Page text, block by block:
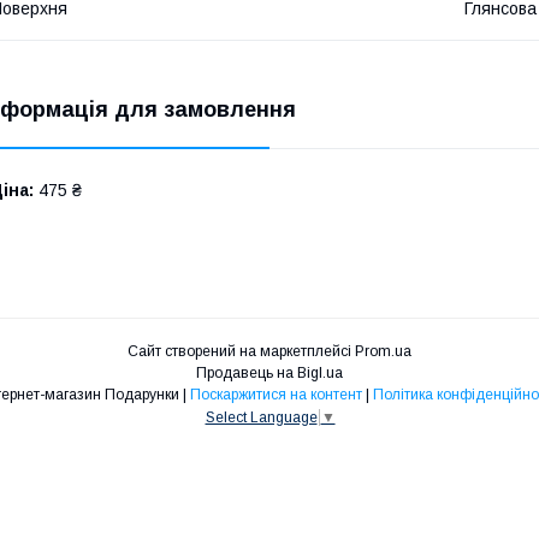
Глянсова
для замовлення
475 ₴
Сайт створений на маркетплейсі Prom.ua
Продавець на Bigl.ua
Інтернет-магазин Подарунки | Поскаржитися на контент | Політика
Select Language ▼